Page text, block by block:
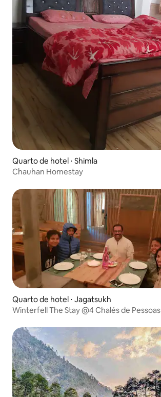
Quarto de hotel ⋅ Shimla
Chauhan Homestay
Quarto de hotel ⋅ Jagatsukh
Winterfell The Stay @4 Chalés de Pessoas